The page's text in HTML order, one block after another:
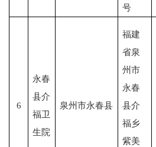
号
6
永春
县介
福卫
生院
泉州市永春县
福建
省泉
州市
永春
县介
福乡
紫美